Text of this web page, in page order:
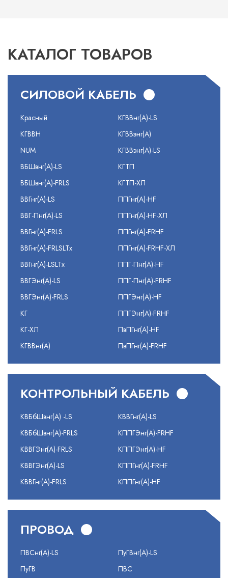
КАТАЛОГ ТОВАРОВ
СИЛОВОЙ КАБЕЛЬ
Красный
КГВВН
NUM
ВБШвнг(А)-LS
ВБШвнг(А)-FRLS
ВВГнг(А)-LS
ВВГ-Пнг(А)-LS
ВВГнг(А)-FRLS
ВВГнг(А)-FRLSLTx
ВВГнг(А)-LSLTx
ВВГЭнг(А)-LS
ВВГЭнг(А)-FRLS
КГ
КГ-ХЛ
КГВВнг(А)
КГВВнг(А)-LS
КГВВэнг(А)
КГВВэнг(А)-LS
КГТП
КГТП-ХЛ
ППГнг(А)-HF
ППГнг(А)-HF-ХЛ
ППГнг(А)-FRHF
ППГнг(А)-FRHF-ХЛ
ППГ-Пнг(А)-HF
ППГ-Пнг(А)-FRHF
ППГЭнг(А)-HF
ППГЭнг(А)-FRHF
ПвПГнг(А)-HF
ПвПГнг(А)-FRHF
КОНТРОЛЬНЫЙ КАБЕЛЬ
КВБбШвнг(А) -LS
КВБбШвнг(А)-FRLS
КВВГЭнг(А)-FRLS
КВВГЭнг(А)-LS
КВВГнг(А)-FRLS
КВВГнг(А)-LS
КППГЭнг(А)-FRHF
КППГЭнг(А)-HF
КППГнг(А)-FRHF
КППГнг(А)-HF
ПРОВОД
ПВСнг(А)-LS
ПуГВ
ПуГВнг(А)-LS
ПВС